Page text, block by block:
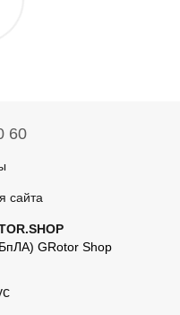
60
сайта
GRotor Shop